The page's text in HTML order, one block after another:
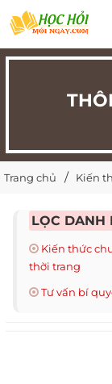
Trang chủ Kiến
LỌC DANH
Kiến thức
thời trang
Tư vấn bí